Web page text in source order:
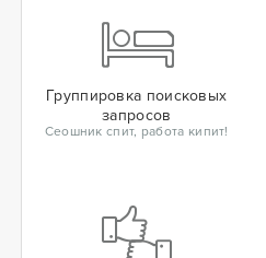
Группировка поисковых
запросов
Сеошник спит, работа кипит!